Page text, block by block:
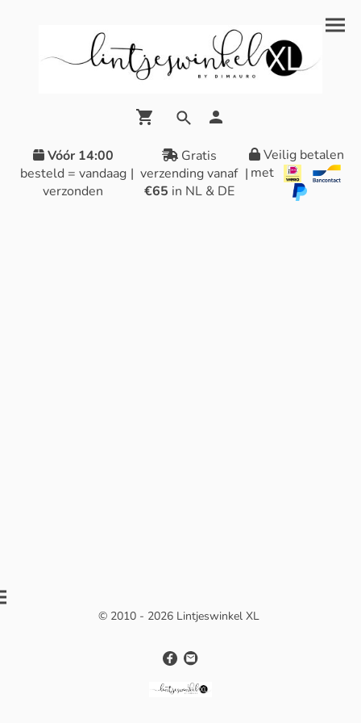
Vóór 14:00
besteld = vandaag
verzonden
|
Gratis
verzending vanaf
€65 in NL & DE
|
Veilig betalen
met
© 2010 - 2026 Lintjeswinkel XL